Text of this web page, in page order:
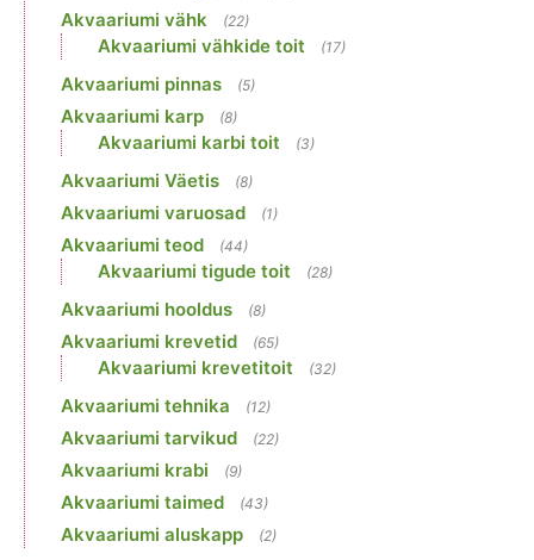
Akvaariumi vähk (22)
Akvaariumi vähkide toit (17)
Akvaariumi pinnas (5)
Akvaariumi karp (8)
Akvaariumi karbi toit (3)
Akvaariumi Väetis (8)
Akvaariumi varuosad (1)
Akvaariumi teod (44)
Akvaariumi tigude toit (28)
Akvaariumi hooldus (8)
Akvaariumi krevetid (65)
Akvaariumi krevetitoit (32)
Akvaariumi tehnika (12)
Akvaariumi tarvikud (22)
Akvaariumi krabi (9)
Akvaariumi taimed (43)
Akvaariumi aluskapp (2)